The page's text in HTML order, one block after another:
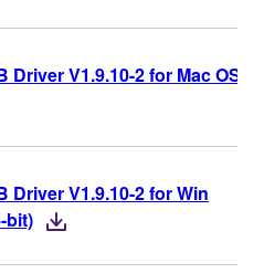
V1.9.10-2 for Mac OS X
Driver V1.9.10-2 for Win
bit)